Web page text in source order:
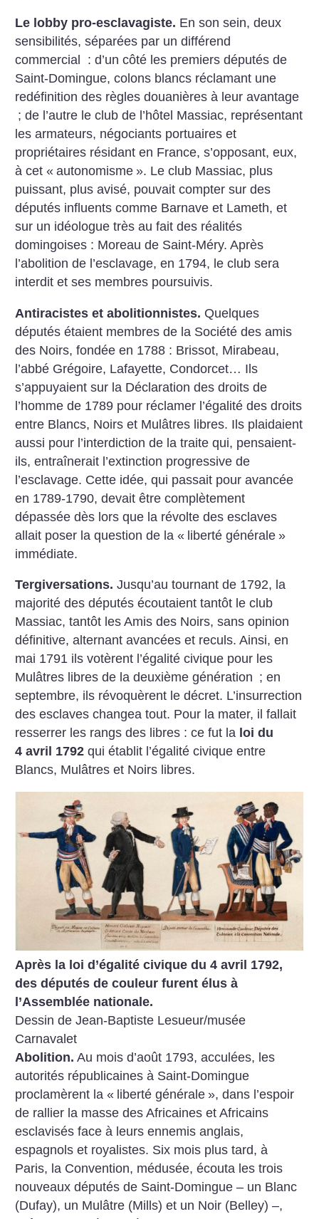
Le lobby pro-esclavagiste. En son sein, deux
sensibilités, séparées par un différend
commercial : d’un côté les premiers députés de
Saint-Domingue, colons blancs réclamant une
redéfinition des règles douanières à leur avantage
; de l’autre le club de l’hôtel Massiac, représentant
les armateurs, négociants portuaires et
propriétaires résidant en France, s’opposant, eux,
à cet « autonomisme ». Le club Massiac, plus
puissant, plus avisé, pouvait compter sur des
députés influents comme Barnave et Lameth, et
sur un idéologue très au fait des réalités
domingoises : Moreau de Saint-Méry. Après
l’abolition de l’esclavage, en 1794, le club sera
interdit et ses membres poursuivis.
Antiracistes et abolitionnistes. Quelques
députés étaient membres de la Société des amis
des Noirs, fondée en 1788 : Brissot, Mirabeau,
l’abbé Grégoire, Lafayette, Condorcet… Ils
s’appuyaient sur la Déclaration des droits de
l’homme de 1789 pour réclamer l’égalité des droits
entre Blancs, Noirs et Mulâtres libres. Ils plaidaient
aussi pour l’interdiction de la traite qui, pensaient-
ils, entraînerait l’extinction progressive de
l’esclavage. Cette idée, qui passait pour avancée
en 1789-1790, devait être complètement
dépassée dès lors que la révolte des esclaves
allait poser la question de la « liberté générale »
immédiate.
Tergiversations. Jusqu’au tournant de 1792, la
majorité des députés écoutaient tantôt le club
Massiac, tantôt les Amis des Noirs, sans opinion
définitive, alternant avancées et reculs. Ainsi, en
mai 1791 ils votèrent l’égalité civique pour les
Mulâtres libres de la deuxième génération ; en
septembre, ils révoquèrent le décret. L’insurrection
des esclaves changea tout. Pour la mater, il fallait
resserrer les rangs des libres : ce fut la loi du
4 avril 1792 qui établit l’égalité civique entre
Blancs, Mulâtres et Noirs libres.
Après la loi d’égalité civique du 4 avril 1792,
des députés de couleur furent élus à
l’Assemblée nationale.
Dessin de Jean-Baptiste Lesueur/musée
Carnavalet
Abolition. Au mois d’août 1793, acculées, les
autorités républicaines à Saint-Domingue
proclamèrent la « liberté générale », dans l’espoir
de rallier la masse des Africaines et Africains
esclavisés face à leurs ennemis anglais,
espagnols et royalistes. Six mois plus tard, à
Paris, la Convention, médusée, écouta les trois
nouveaux députés de Saint-Domingue – un Blanc
(Dufay), un Mulâtre (Mills) et un Noir (Belley) –,